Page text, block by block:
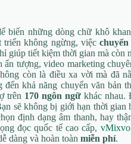
biến những dòng chữ khô
triển không ngừng, việc
giúp tiết kiệm thời gian mà
tượng, video marketing
còn là điều xa vời mà đã
đến khả năng chuyển văn bản
trên 170 ngôn ngữkhác nhau.
sẽ không bị giới hạn thời
định dạng âm thanh, hay
đọc quốc tế cao cấp,
dàng và hoàn toàn miễn phí.